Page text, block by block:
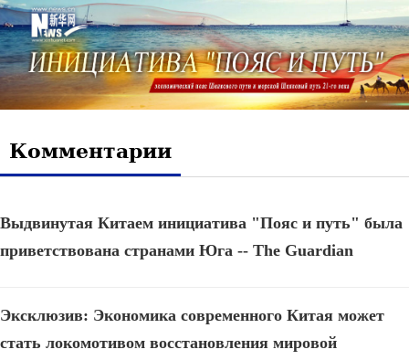
Комментарии
Выдвинутая Китаем инициатива "Пояс и путь" была
приветствована странами Юга -- The Guardian
Эксклюзив: Экономика современного Китая может
стать локомотивом восстановления мировой